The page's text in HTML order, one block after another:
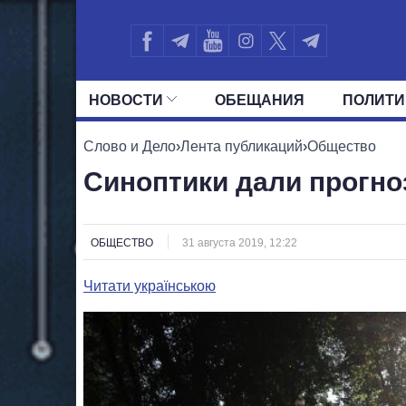
НОВОСТИ ОБЕЩАНИЯ
ВСЕ ПОЛИТИКИ ПРЕЗИДЕНТ И
Слово и Дело›Лента публикаций›Общество
Синоптики дали
ОБЩЕСТВО 31 августа 2019, 12:22
Читати українською